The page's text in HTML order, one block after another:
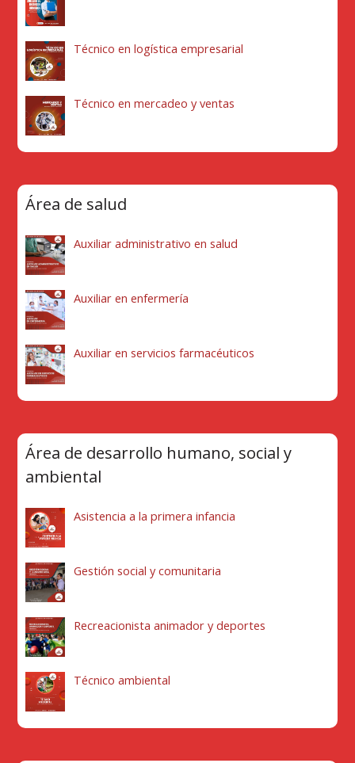
Técnico en logística empresarial
Técnico en mercadeo y ventas
Área de salud
Auxiliar administrativo en salud
Auxiliar en enfermería
Auxiliar en servicios farmacéuticos
Área de desarrollo humano, social y
ambiental
Asistencia a la primera infancia
Gestión social y comunitaria
Recreacionista animador y deportes
Técnico ambiental